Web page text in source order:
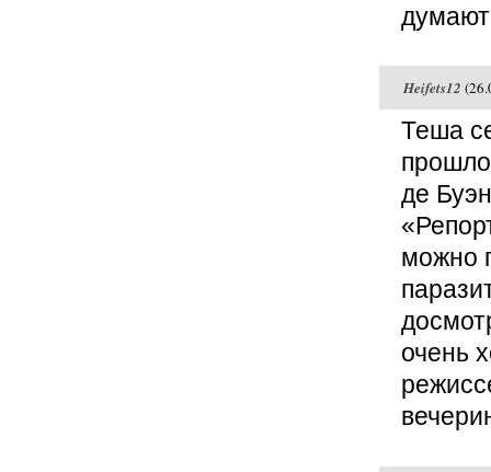
думают
Heifets12
Теша
де
можно
очень